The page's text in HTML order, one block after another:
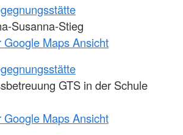
Susanna-Stieg
Google Maps Ansicht
GTS in der Schule
Google Maps Ansicht